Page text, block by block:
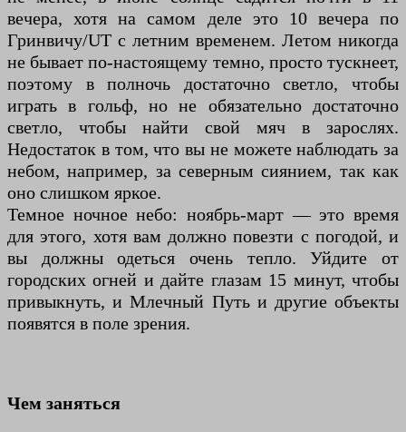
вечера, хотя на самом деле это 10 вечера по
Гринвичу/UT с летним временем. Летом никогда
не бывает по-настоящему темно, просто тускнеет,
поэтому в полночь достаточно светло, чтобы
играть в гольф, но не обязательно достаточно
светло, чтобы найти свой мяч в зарослях.
Недостаток в том, что вы не можете наблюдать за
небом, например, за северным сиянием, так как
оно слишком яркое.
Темное ночное небо: ноябрь-март — это время
для этого, хотя вам должно повезти с погодой, и
вы должны одеться очень тепло. Уйдите от
городских огней и дайте глазам 15 минут, чтобы
привыкнуть, и Млечный Путь и другие объекты
появятся в поле зрения.
Чем заняться